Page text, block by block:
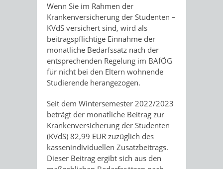
Wenn Sie im Rahmen der
Krankenversicherung der Studenten –
KVdS versichert sind, wird als
beitragspflichtige Einnahme der
monatliche Bedarfssatz nach der
entsprechenden Regelung im BAfÖG
für nicht bei den Eltern wohnende
Studierende herangezogen.
Seit dem Wintersemester 2022/2023
beträgt der monatliche Beitrag zur
Krankenversicherung der Studenten
(KVdS) 82,99 EUR zuzüglich des
kassenindividuellen Zusatzbeitrags.
Dieser Beitrag ergibt sich aus den